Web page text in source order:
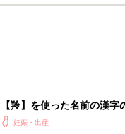
【笙】を使った名前の漢字